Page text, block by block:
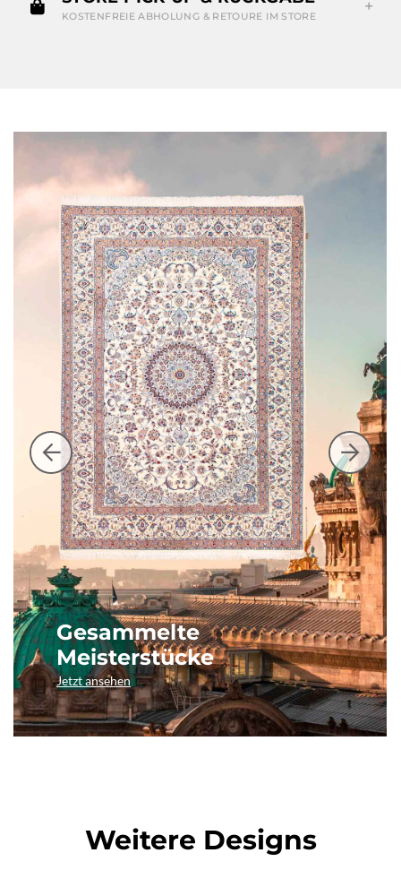
KOSTENFREIE ABHOLUNG & RETOURE IM STORE
Gesammelte
Meisterstücke
Jetzt ansehen
Weitere Designs